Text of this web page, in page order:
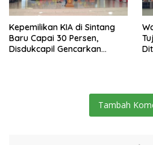
Kepemilikan KIA di Sintang
Baru Capai 30 Persen,
Disdukcapil Gencarkan
Tambah